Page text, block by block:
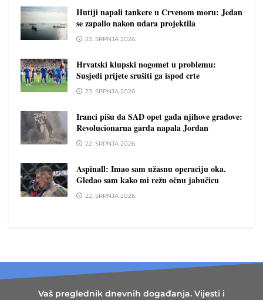
Hutiji napali tankere u Crvenom moru: Jedan
se zapalio nakon udara projektila
23. SRPNJA 2026.
Hrvatski klupski nogomet u problemu:
Susjedi prijete srušiti ga ispod crte
23. SRPNJA 2026.
Iranci pišu da SAD opet gađa njihove gradove:
Revolucionarna garda napala Jordan
22. SRPNJA 2026.
Aspinall: Imao sam užasnu operaciju oka.
Gledao sam kako mi režu očnu jabučicu
22. SRPNJA 2026.
Vaš preglednik dnevnih događanja. Vijesti i